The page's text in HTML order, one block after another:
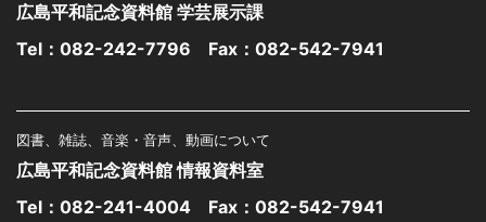
広島平和記念資料館 学芸展示課
Tel： 082-242-7796 Fax：082-542-7941
図書、雑誌、音楽・音声、動画について
広島平和記念資料館 情報資料室
Tel： 082-241-4004 Fax：082-542-7941